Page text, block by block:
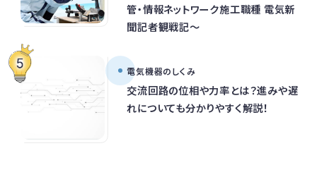
管・情報ネットワーク施工職種 電気新
聞記者観戦記～
電気機器のしくみ
交流回路の位相や力率とは？進みや遅
れについても分かりやすく解説！